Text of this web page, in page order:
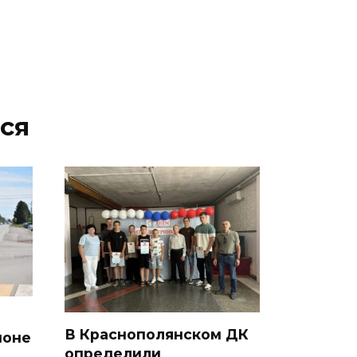
Казачий батальон «Покров»
беспилотных систем
07 августа 2026 11:37
С 18 августа в Ростове в пер.
Доломановском появятся еще
11 новых парковок
07 августа 2026 10:43
В Краснополянском ДК
определили